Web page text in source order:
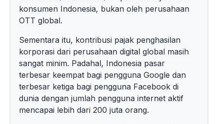
konsumen Indonesia, bukan oleh perusahaan
OTT global.
Sementara itu, kontribusi pajak penghasilan
korporasi dari perusahaan digital global masih
sangat minim. Padahal, Indonesia pasar
terbesar keempat bagi pengguna Google dan
terbesar ketiga bagi pengguna Facebook di
dunia dengan jumlah pengguna internet aktif
mencapai lebih dari 200 juta orang.